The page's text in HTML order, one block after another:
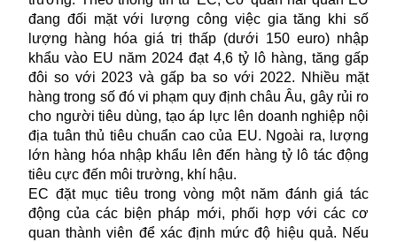
đang đối mặt với lượng công việc gia tăng khi số
lượng hàng hóa giá trị thấp (dưới 150 euro) nhập
khẩu vào EU năm 2024 đạt 4,6 tỷ lô hàng, tăng gấp
đôi so với 2023 và gấp ba so với 2022. Nhiều mặt
hàng trong số đó vi phạm quy định châu Âu, gây rủi ro
cho người tiêu dùng, tạo áp lực lên doanh nghiệp nội
địa tuân thủ tiêu chuẩn cao của EU. Ngoài ra, lượng
lớn hàng hóa nhập khẩu lên đến hàng tỷ lô tác động
tiêu cực đến môi trường, khí hậu.
EC đặt mục tiêu trong vòng một năm đánh giá tác
động của các biện pháp mới, phối hợp với các cơ
quan thành viên để xác định mức độ hiệu quả. Nếu